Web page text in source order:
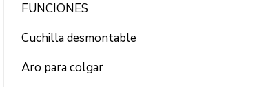
FUNCIONES
Cuchilla desmontable
Aro para colgar